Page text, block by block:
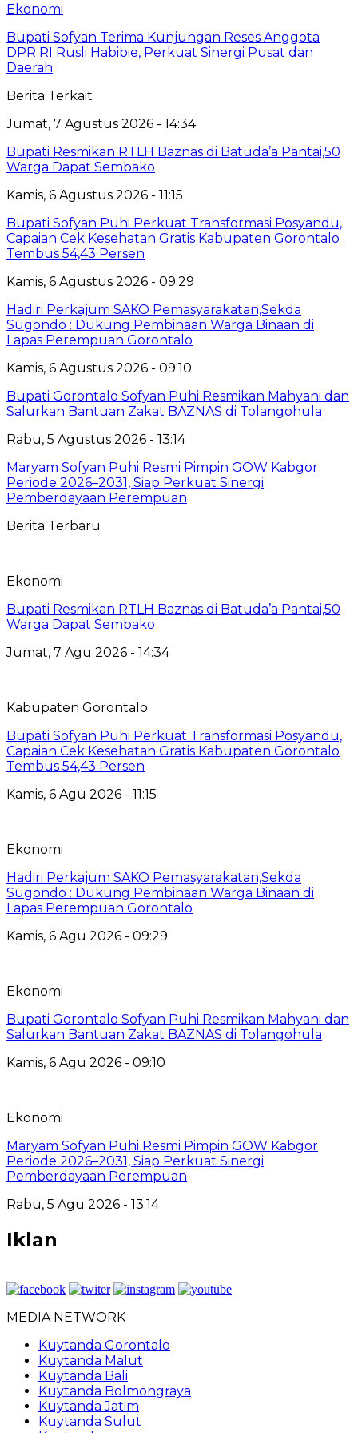
Ekonomi
Bupati Sofyan Terima Kunjungan Reses Anggota
DPR RI Rusli Habibie, Perkuat Sinergi Pusat dan
Daerah
Berita Terkait
Jumat, 7 Agustus 2026 - 14:34
Bupati Resmikan RTLH Baznas di Batuda’a Pantai,50
Warga Dapat Sembako
Kamis, 6 Agustus 2026 - 11:15
Bupati Sofyan Puhi Perkuat Transformasi Posyandu,
Capaian Cek Kesehatan Gratis Kabupaten Gorontalo
Tembus 54,43 Persen
Kamis, 6 Agustus 2026 - 09:29
Hadiri Perkajum SAKO Pemasyarakatan,Sekda
Sugondo : Dukung Pembinaan Warga Binaan di
Lapas Perempuan Gorontalo
Kamis, 6 Agustus 2026 - 09:10
Bupati Gorontalo Sofyan Puhi Resmikan Mahyani dan
Salurkan Bantuan Zakat BAZNAS di Tolangohula
Rabu, 5 Agustus 2026 - 13:14
Maryam Sofyan Puhi Resmi Pimpin GOW Kabgor
Periode 2026–2031, Siap Perkuat Sinergi
Pemberdayaan Perempuan
Berita Terbaru
Ekonomi
Bupati Resmikan RTLH Baznas di Batuda’a Pantai,50
Warga Dapat Sembako
Jumat, 7 Agu 2026 - 14:34
Kabupaten Gorontalo
Bupati Sofyan Puhi Perkuat Transformasi Posyandu,
Capaian Cek Kesehatan Gratis Kabupaten Gorontalo
Tembus 54,43 Persen
Kamis, 6 Agu 2026 - 11:15
Ekonomi
Hadiri Perkajum SAKO Pemasyarakatan,Sekda
Sugondo : Dukung Pembinaan Warga Binaan di
Lapas Perempuan Gorontalo
Kamis, 6 Agu 2026 - 09:29
Ekonomi
Bupati Gorontalo Sofyan Puhi Resmikan Mahyani dan
Salurkan Bantuan Zakat BAZNAS di Tolangohula
Kamis, 6 Agu 2026 - 09:10
Ekonomi
Maryam Sofyan Puhi Resmi Pimpin GOW Kabgor
Periode 2026–2031, Siap Perkuat Sinergi
Pemberdayaan Perempuan
Rabu, 5 Agu 2026 - 13:14
Iklan
MEDIA NETWORK
Kuytanda Gorontalo
Kuytanda Malut
Kuytanda Bali
Kuytanda Bolmongraya
Kuytanda Jatim
Kuytanda Sulut